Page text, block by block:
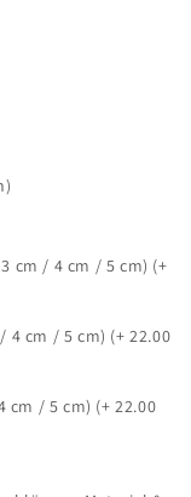
cm / 4 cm / 5 cm) (+
4 cm / 5 cm) (+ 22.00
cm / 5 cm) (+ 22.00